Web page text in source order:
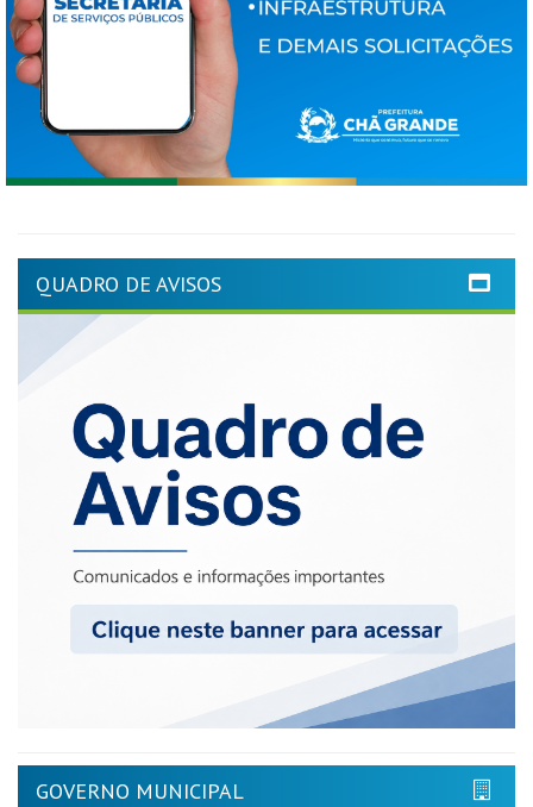
QUADRO DE AVISOS
GOVERNO MUNICIPAL